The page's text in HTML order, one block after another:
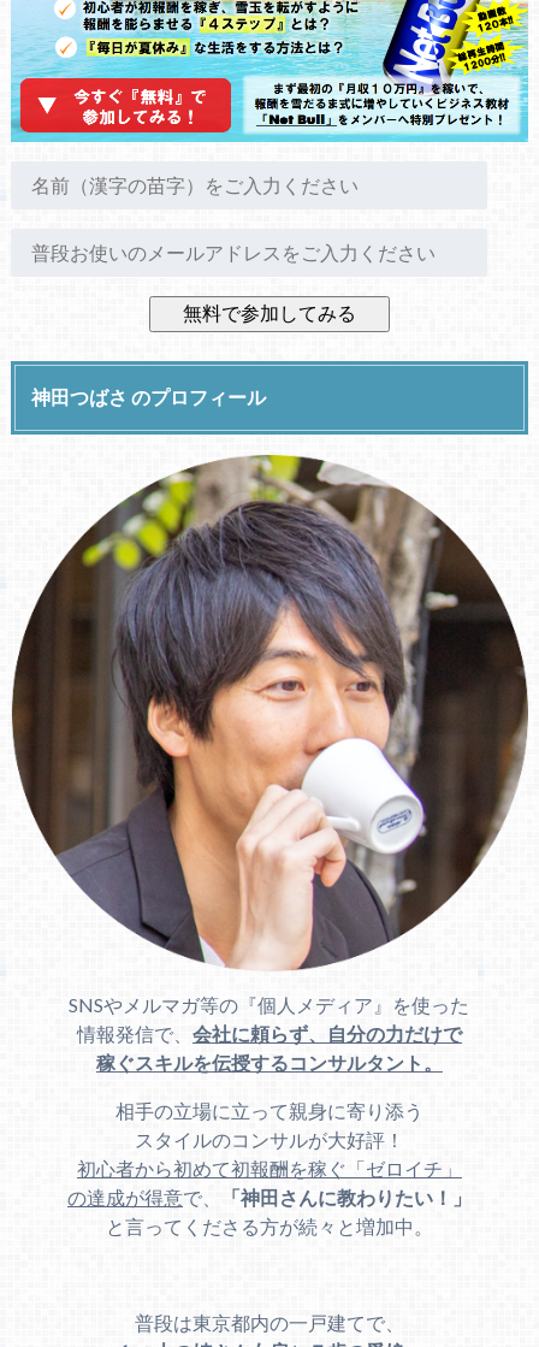
神田つばさ のプロフィール
SNSやメルマガ等の『個人メディア』を使った
情報発信で、 会社に頼らず、自分の力だけで
稼ぐスキルを伝授するコンサルタント。
相手の立場に立って親身に寄り添う
スタイルのコンサルが大好評！
初心者から初めて初報酬を稼ぐ「ゼロイチ」
の達成が得意で、
「神田さんに教わりたい！」
と言ってくださる方が続々と増加中。
普段は東京都内の一戸建てで、